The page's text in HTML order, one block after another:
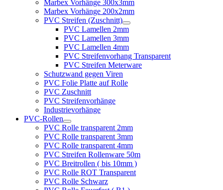
Marbex Vorhänge 300x3mm
Marbex Vorhänge 200x2mm
PVC Streifen (Zuschnitt)
PVC Lamellen 2mm
PVC Lamellen 3mm
PVC Lamellen 4mm
PVC Streifenvorhang Transparent
PVC Streifen Meterware
Schutzwand gegen Viren
PVC Folie Platte auf Rolle
PVC Zuschnitt
PVC Streifenvorhänge
Industrievorhänge
PVC-Rollen
PVC Rolle transparent 2mm
PVC Rolle transparent 3mm
PVC Rolle transparent 4mm
PVC Streifen Rollenware 50m
PVC Breitrollen ( bis 10mm )
PVC Rolle ROT Transparent
PVC Rolle Schwarz